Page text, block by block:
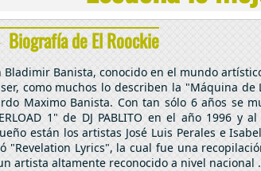
de El Roockie
Bladimir Banista, conocido en el mundo
como muchos lo describen la "Máquina
Maximo Banista. Con tan sólo 6 años se
1" de DJ PABLITO en el año 1996
están los artistas José Luis Perales e
"Revelation Lyrics", la cual fue una
artista altamente reconocido a nivel nacional